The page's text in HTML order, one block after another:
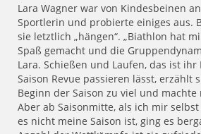
Lara Wagner war von Kindesbeinen
Sportlerin und probierte einiges aus.
sie letztlich „hängen“. „Biathlon hat
Spaß gemacht und die
Lara. Schießen und Laufen, das ist ihr
Saison Revue passieren lässt, erzählt
Beginn der Saison zu viel und machte
Aber ab Saisonmitte, als ich mir selbst
es nicht meine Saison ist, ging es